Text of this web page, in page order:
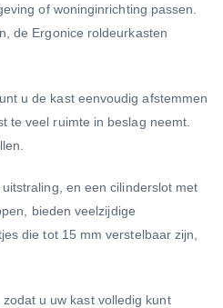
of woninginrichting passen.
de Ergonice roldeurkasten
u de kast eenvoudig afstemmen
te veel ruimte in beslag neemt.
en een cilinderslot met
bieden veelzijdige
die tot 15 mm verstelbaar zijn,
u uw kast volledig kunt